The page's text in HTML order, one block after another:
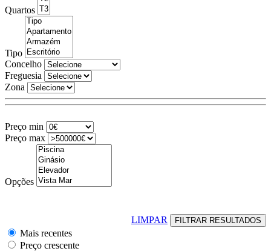
Quartos
Tipo
Concelho
Freguesia
Zona
Preço min
Preço max
Opções
LIMPAR
Mais recentes
Preço crescente